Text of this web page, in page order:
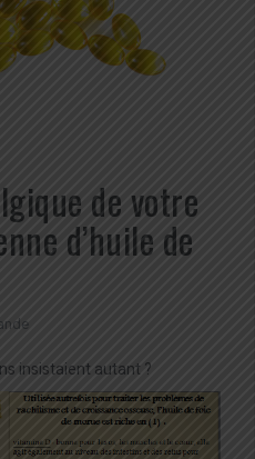
de votre
d’huile de
insistaient autant ?